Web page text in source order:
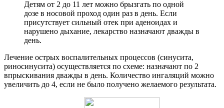
Детям от 2 до 11 лет можно брызгать по одной
дозе в носовой проход один раз в день. Если
присутствует сильный отек при аденоидах и
нарушено дыхание, лекарство назначают дважды в
день.
Лечение острых воспалительных процессов (синусита,
риносинусита) осуществляется по схеме: назначают по 2
впрыскивания дважды в день. Количество ингаляций можно
увеличить до 4, если не было получено желаемого результата.